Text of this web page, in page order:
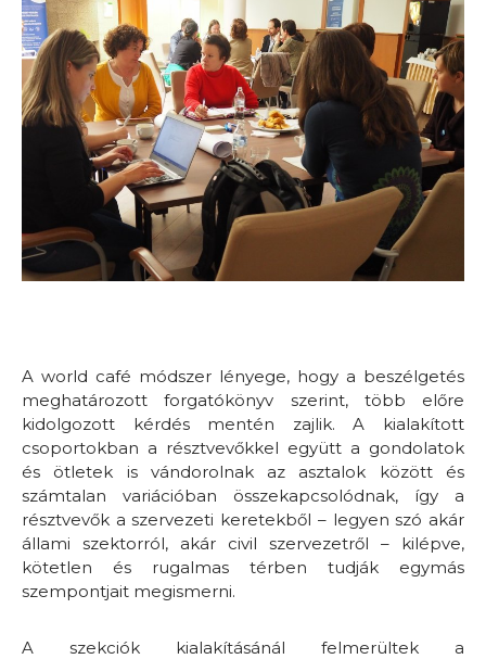
A world café módszer lényege, hogy a beszélgetés
meghatározott forgatókönyv szerint, több előre
kidolgozott kérdés mentén zajlik. A kialakított
csoportokban a résztvevőkkel együtt a gondolatok
és ötletek is vándorolnak az asztalok között és
számtalan variációban összekapcsolódnak, így a
résztvevők a szervezeti keretekből – legyen szó akár
állami szektorról, akár civil szervezetről – kilépve,
kötetlen és rugalmas térben tudják egymás
szempontjait megismerni.
A szekciók kialakításánál felmerültek a